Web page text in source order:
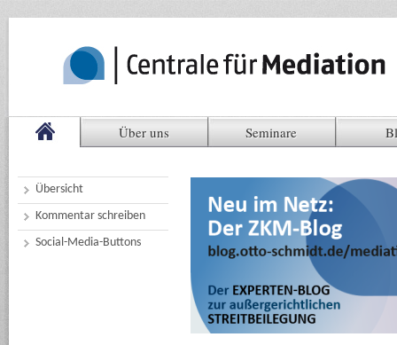
Über uns Seminare
Übersicht
Kommentar schreiben
Social-Media-Buttons